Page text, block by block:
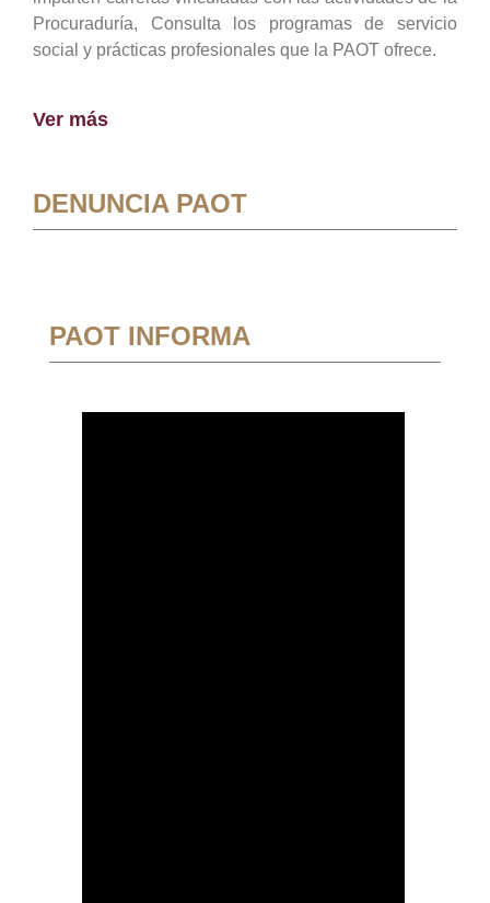
Procuraduría, Consulta los programas de servicio
social y prácticas profesionales que la PAOT ofrece.
Ver más
DENUNCIA PAOT
PAOT INFORMA